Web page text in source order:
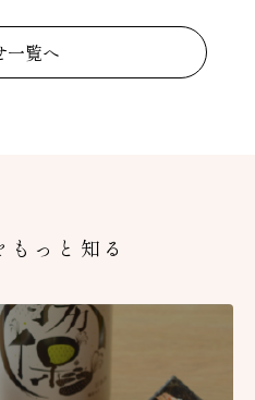
一覧へ
もっと知る